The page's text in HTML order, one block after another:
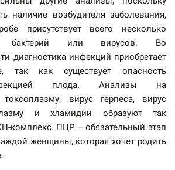
наличие возбудителя заболевания,
присутствует всего несколько
или вирусов. Во
диагностика инфекций приобретает
так как существует опасность
плода. Анализы на
токсоплазму, вирус герпеса, вирус
и хламидии образуют так
комплекс. ПЦР – обязательный этап
женщины, которая хочет родить